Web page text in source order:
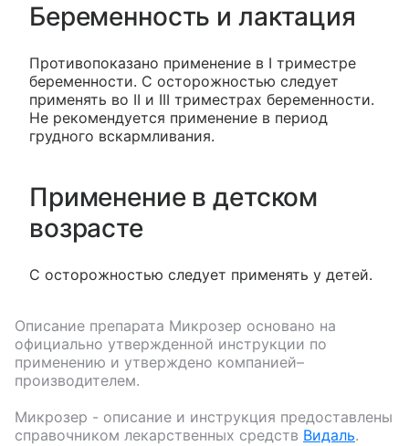
Беременность и лактация
Противопоказано применение в I триместре
беременности. С осторожностью следует
применять во II и III триместрах беременности.
Не рекомендуется применение в период
грудного вскармливания.
Применение в детском
возрасте
С осторожностью следует применять у детей.
Описание препарата Микрозер основано на
официально утвержденной инструкции по
применению и утверждено компанией–
производителем.
Микрозер - описание и инструкция предоставлены
справочником лекарственных средств Видаль.